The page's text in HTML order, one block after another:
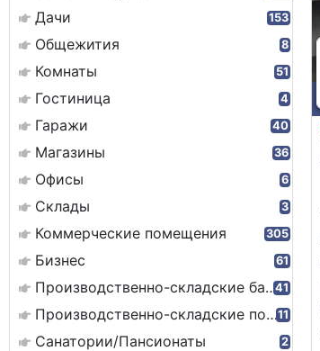
Дачи 153
Общежития 8
Комнаты 51
Гостиница 4
Гаражи 40
Магазины 36
Офисы 6
Склады 3
Коммерческие помещения 305
Бизнес 61
Производственно-складские базы41
Производственно-складские помещения11
Санатории/Пансионаты 2